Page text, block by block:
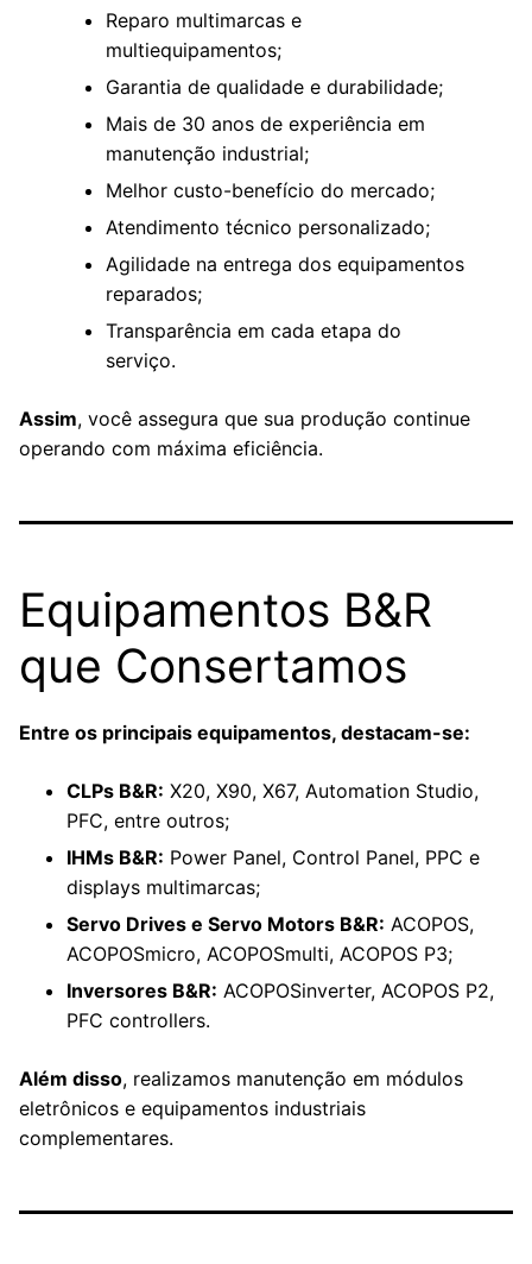
Reparo multimarcas e
multiequipamentos;
Garantia de qualidade e durabilidade;
Mais de 30 anos de experiência em
manutenção industrial;
Melhor custo-benefício do mercado;
Atendimento técnico personalizado;
Agilidade na entrega dos equipamentos
reparados;
Transparência em cada etapa do
serviço.
Assim, você assegura que sua produção continue
operando com máxima eficiência.
Equipamentos B&R
que Consertamos
Entre os principais equipamentos, destacam-se:
CLPs B&R: X20, X90, X67, Automation Studio,
PFC, entre outros;
IHMs B&R: Power Panel, Control Panel, PPC e
displays multimarcas;
Servo Drives e Servo Motors B&R: ACOPOS,
ACOPOSmicro, ACOPOSmulti, ACOPOS P3;
Inversores B&R: ACOPOSinverter, ACOPOS P2,
PFC controllers.
Além disso, realizamos manutenção em módulos
eletrônicos e equipamentos industriais
complementares.